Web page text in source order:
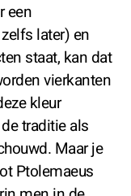
een
later) en
staat, kan dat
vierkanten
kleur
traditie als
Maar je
Ptolemaeus